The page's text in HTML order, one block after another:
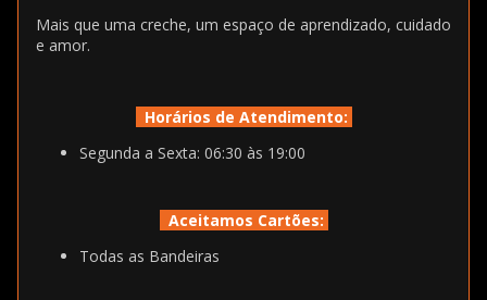
Mais que uma creche, um espaço de aprendizado, cuidado
e amor.
Horários de Atendimento:
Segunda a Sexta: 06:30 às 19:00
Aceitamos Cartões:
Todas as Bandeiras